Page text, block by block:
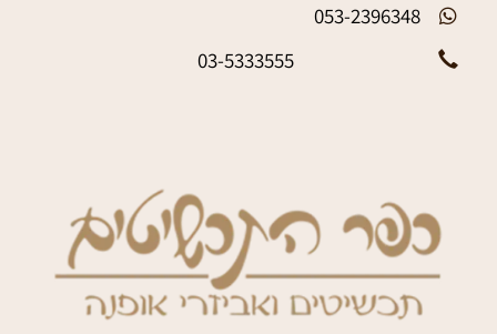
053-2396348
03-5333555